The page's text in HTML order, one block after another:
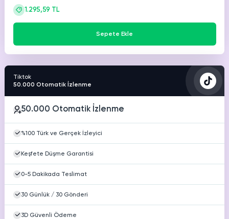
1.295,59 TL
Sepete Ekle
Tiktok
50.000 Otomatik İzlenme
50.000 Otomatik İzlenme
%100 Türk ve Gerçek İzleyici
Keşfete Düşme Garantisi
0-5 Dakikada Teslimat
30 Günlük / 30 Gönderi
3D Güvenli Ödeme